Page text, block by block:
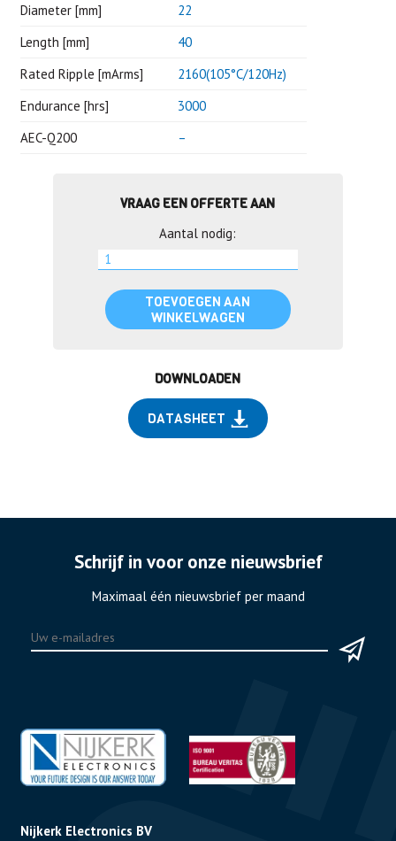
Diameter [mm]
22
Length [mm]
40
Rated Ripple [mArms]
2160(105°C/120Hz)
Endurance [hrs]
3000
AEC-Q200
–
VRAAG EEN OFFERTE AAN
Aantal nodig:
TOEVOEGEN AAN
WINKELWAGEN
DOWNLOADEN
DATASHEET
Schrijf in voor onze nieuwsbrief
Maximaal één nieuwsbrief per maand
Nijkerk Electronics BV